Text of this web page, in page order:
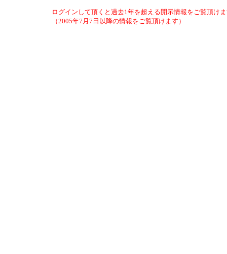
ログインして頂くと過去1年を超える開示情報をご覧頂け
（2005年7月7日以降の情報をご覧頂けます）